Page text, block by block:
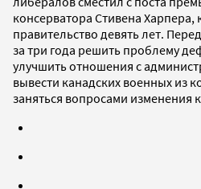
консерватора Стивена Харпера,
правительство девять лет.
за три года решить проблему
улучшить отношения с
вывести канадских военных из
заняться вопросами изменения